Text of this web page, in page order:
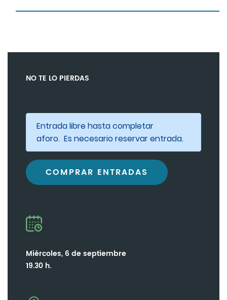
NO TE LO PIERDAS
Entrada libre hasta completar
aforo. Es necesario reservar entrada.
COMPRAR ENTRADAS
Miércoles, 6 de septiembre
19.30 h.